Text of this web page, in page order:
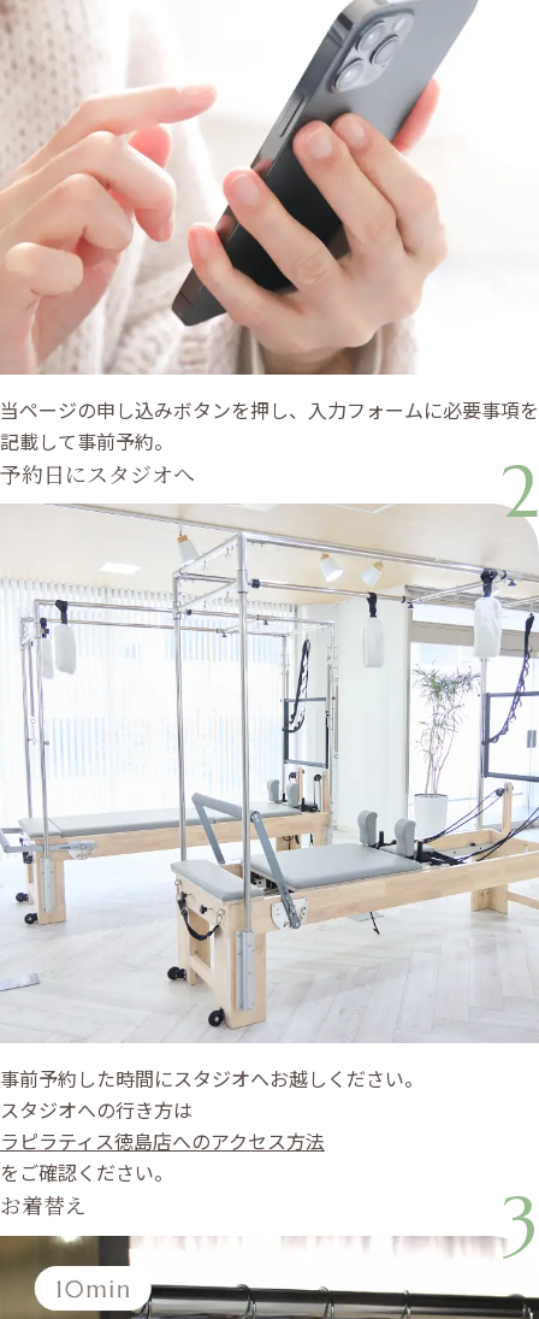
当ページの申し込みボタンを押し、入力フォームに必要事項を
記載して事前予約。
2
予約日にスタジオへ
事前予約した時間にスタジオへお越しください。
スタジオへの行き方は
ラピラティス徳島店へのアクセス方法
をご確認ください。
3
お着替え